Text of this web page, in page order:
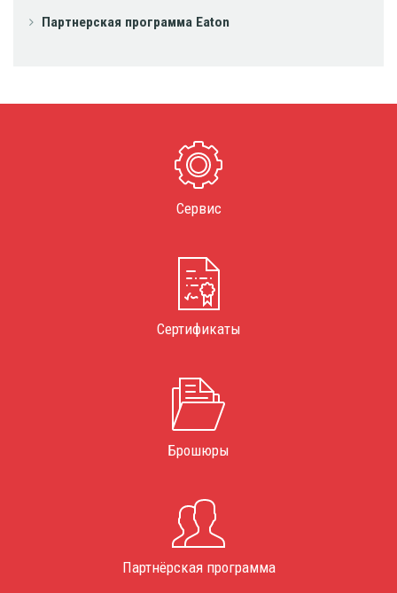
Партнерская программа Eaton
Сервис
Сертификаты
Брошюры
Партнёрская программа